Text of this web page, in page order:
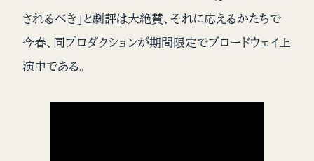
されるべき」と劇評は大絶賛、それに応えるかたちで
今春、同プロダクションが期間限定でブロードウェイ上
演中である。